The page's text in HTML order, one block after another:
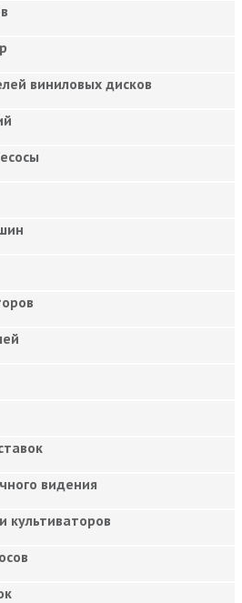
виниловых дисков
видения
культиваторов